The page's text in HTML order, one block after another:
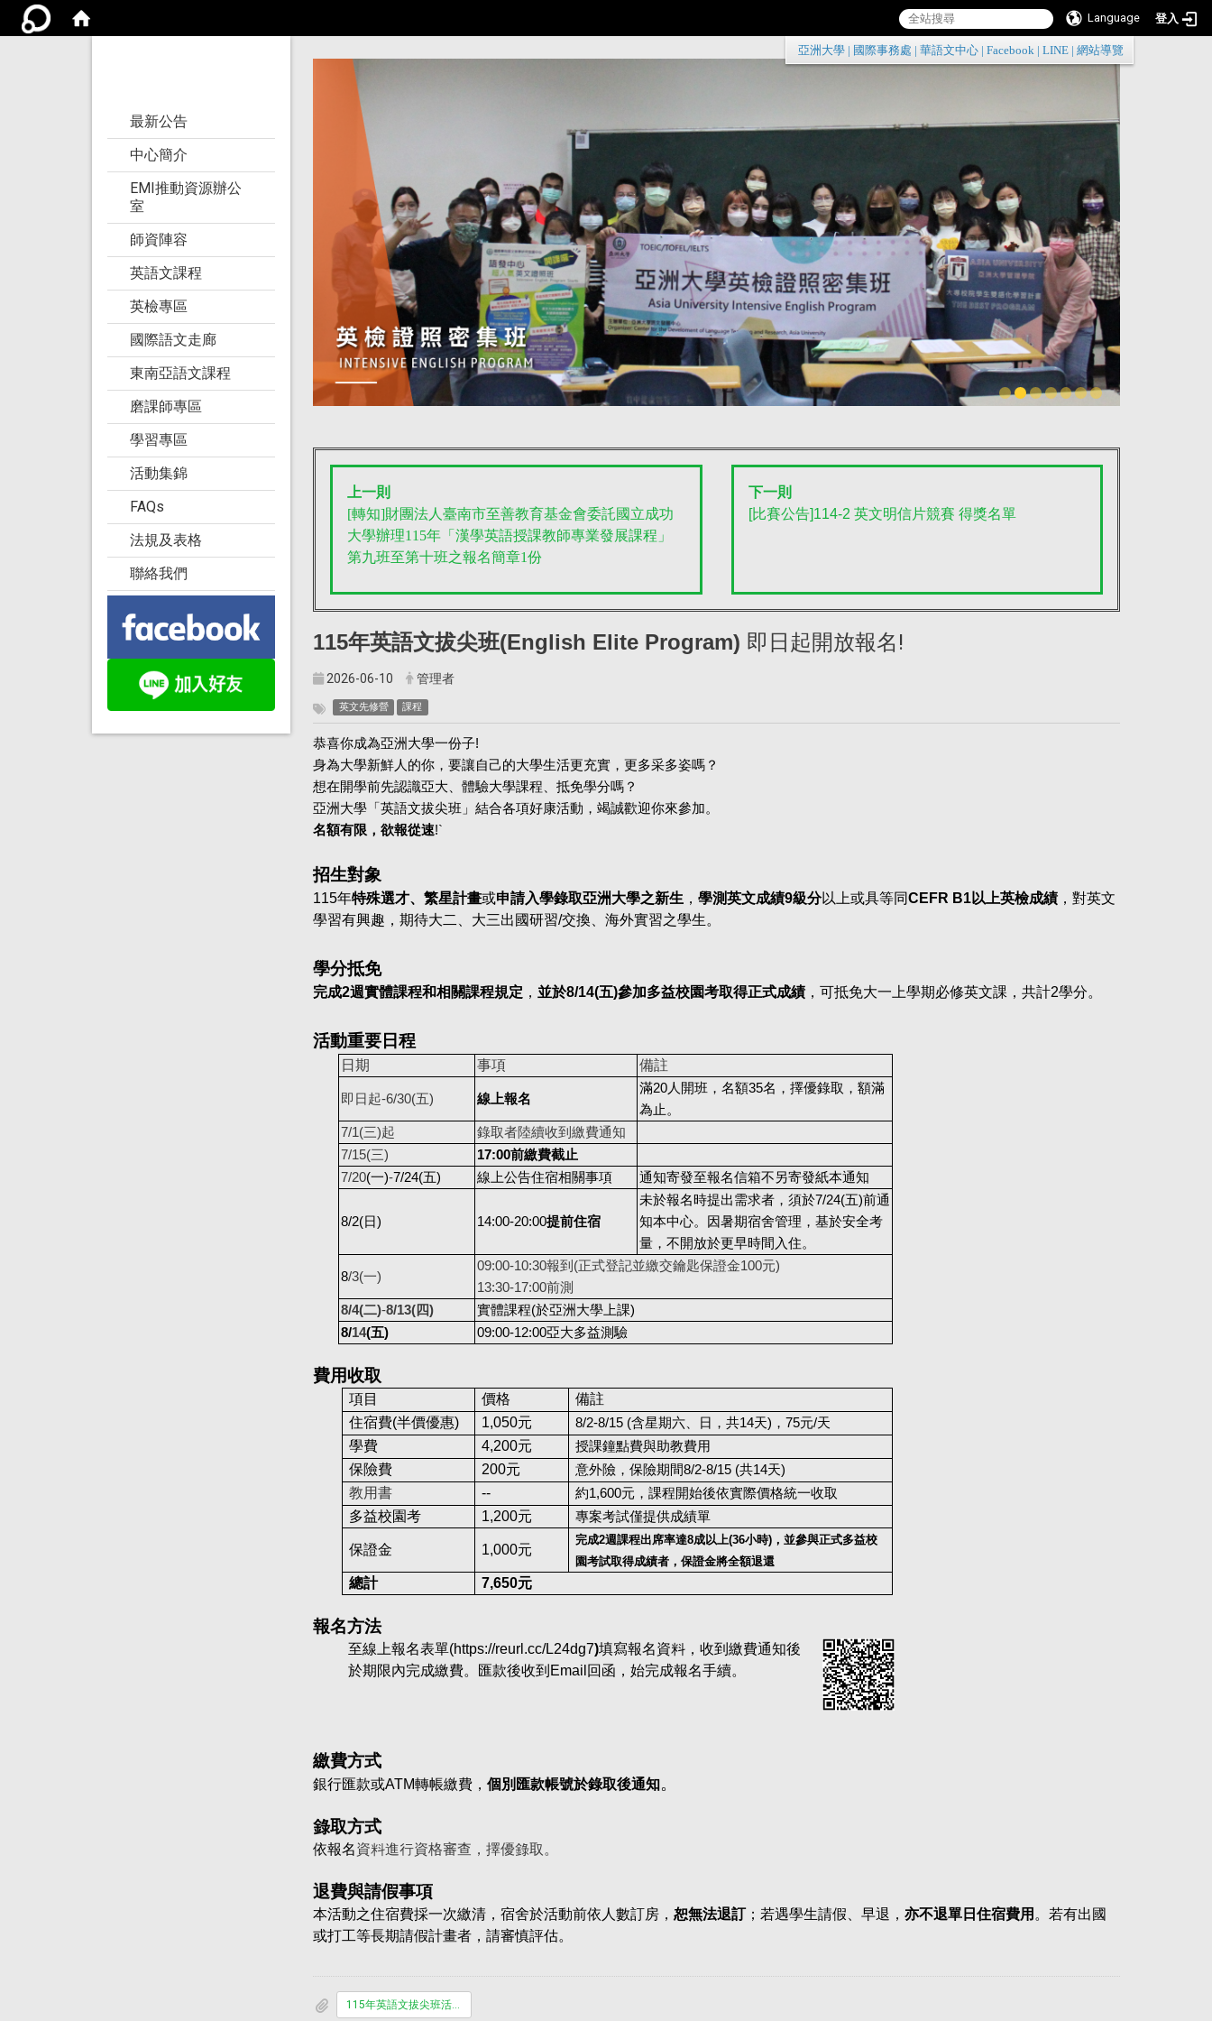
Language 登入
:::
亞洲大學 國際事務處 華語文中心 Facebook LINE 網站導覽
最新公告
中心簡介
EMI推動資源辦公
室
師資陣容
英語文課程
英檢專區
國際語文走廊
東南亞語文課程
磨課師專區
學習專區
活動集錦
FAQs
法規及表格
聯絡我們
上一則
[轉知]財團法人臺南市至善教育基金會委託國立成功
大學辦理115年「漢學英語授課教師專業發展課程」
第九班至第十班之報名簡章1份
下一則
[比賽公告]114-2 英文明信片競賽 得獎名單
115年英語文拔尖班(English Elite Program) 即日起開放報名!
2026-06-10 管理者
英文先修營 課程
恭喜你成為亞洲大學一份子!
身為大學新鮮人的你，要讓自己的大學生活更充實，更多采多姿嗎？
想在開學前先認識亞大、體驗大學課程、抵免學分嗎？
亞洲大學「英語文拔尖班」結合各項好康活動，竭誠歡迎你來參加。
名額有限，欲報從速!`
招生對象
115年特殊選才、繁星計畫或申請入學錄取亞洲大學之新生 ， 學測英文成績9級分以上或具等同CEFR B1以上英檢成績 ，對英文
學習有興趣，期待大二、大三出國研習/交換、海外實習之學生。
學分抵免
完成2週實體課程和相關課程規定 ， 並於8/14(五)參加多益校園考取得正式成績 ，可抵免大一上學期必修英文課，共計2學分。
活動重要日程
日期 事項 備註
即日起-6/30(五) 線上報名
滿20人開班，名額35名，擇優錄取，額滿
為止。
7/1(三)起
錄取者陸續收到繳費通知
7/15(三) 17:00前繳費截止
7/20(一)-7/24(五) 線上公告住宿相關事項 通知寄發至報名信箱不另寄發紙本通知
8/2(日) 14:00-20:00提前住宿
未於報名時提出需求者，須於7/24(五)前通
知本中心。因暑期宿舍管理，基於安全考
量，不開放於更早時間入住。
8/3(一)
09:00-10:30報到(正式登記並繳交鑰匙保證金100元)
13:30-17:00前測
8/4(二)-8/13(四)
實體課程(於亞洲大學上課)
8/14(五) 09:00-12:00亞大多益測驗
費用收取
項目 價格
備註
住宿費(半價優惠)
1,050元 8/2-8/15 (含星期六、日 ，共14天) ，75元/天
學費 4,200元 授課鐘點費與助教費用
保險費 200元 意外險，保險期間8/2-8/15 (共14天)
教用書 -- 約1,600元，課程開始後依實際價格統一收取
多益校園考 1,200元 專案考試僅提供成績單
保證金 1,000元
完成2週課程出席率達8成以上(36小時)，並參與正式多益校
園考試取得成績者，保證金將全額退還
總計 7,650元
報名方法
至線上報名表單(https://reurl.cc/L24dg7)填寫報名資料，收到繳費通知後
於期限內完成繳費。匯款後收到Email回函，始完成報名手續。
繳費方式
銀行匯款或ATM轉帳繳費， 個別匯款帳號於錄取後通知。
錄取方式
依報名資料進行資格審查，擇優錄取。
退費與請假事項
本活動之住宿費採一次繳清，宿舍於活動前依人數訂房， 恕無法退訂；若遇學生請假、早退， 亦不退單日住宿費用 。若有出國
或打工等長期請假計畫者，請審慎評估。
115年英語文拔尖班活動簡章